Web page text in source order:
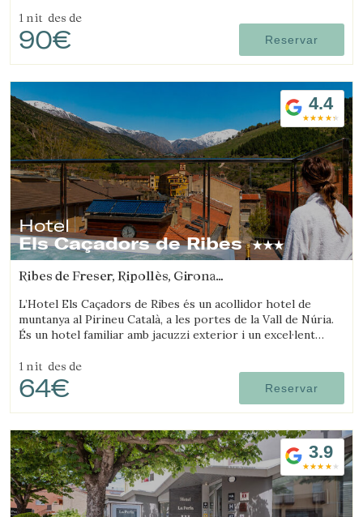
1 nit des de
90€ Reservar
4.4
Hotel
Els Caçadors de Ribes
Ribes de Freser, Ripollès, Girona
L’Hotel Els Caçadors de Ribes és un acollidor hotel de
muntanya al Pirineu Català, a les portes de la Vall de Núria.
És un hotel familiar amb jacuzzi exterior i un excel·lent
1 nit des de
64€ Reservar
3.9